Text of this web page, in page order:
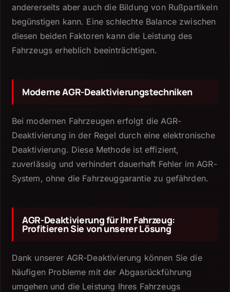
andererseits aber auch die Bildung von Rußpartikeln
begünstigen kann. Eine schlechte Balance zwischen
diesen beiden Faktoren kann die Leistung des
Fahrzeugs erheblich beeinträchtigen.
Moderne AGR-Deaktivierungstechniken
Bei modernen Fahrzeugen erfolgt die AGR-
Deaktivierung in der Regel durch eine elektronische
Deaktivierung. Diese Methode ist effizient,
zuverlässig und verhindert dauerhaft Fehler im AGR-
System, ohne die Fahrzeuggarantie zu gefährden.
AGR-Deaktivierung für Ihr Fahrzeug:
Profitieren Sie von unserer Lösung
Dank unserer AGR-Deaktivierung können Sie die
häufigen Probleme mit der Abgasrückführung
umgehen und die Leistung Ihres Fahrzeugs